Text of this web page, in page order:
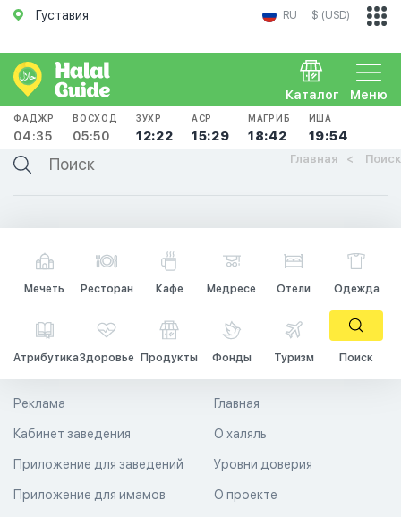
Густавия RU $ (USD)
Меню
Каталог
ФАДЖР
04:35
ВОСХОД
05:50
ЗУХР
12:22
АСР
15:29
МАГРИБ
18:42
ИША
19:54
Главная Поиск
Мечеть Ресторан Кафе Медресе Отели Одежда
АтрибутикаЗдоровье Продукты Фонды Туризм Поиск
Главная
О халяль
Уровни доверия
Реклама
Кабинет заведения
Приложение для заведений
Приложение для имамов О проекте